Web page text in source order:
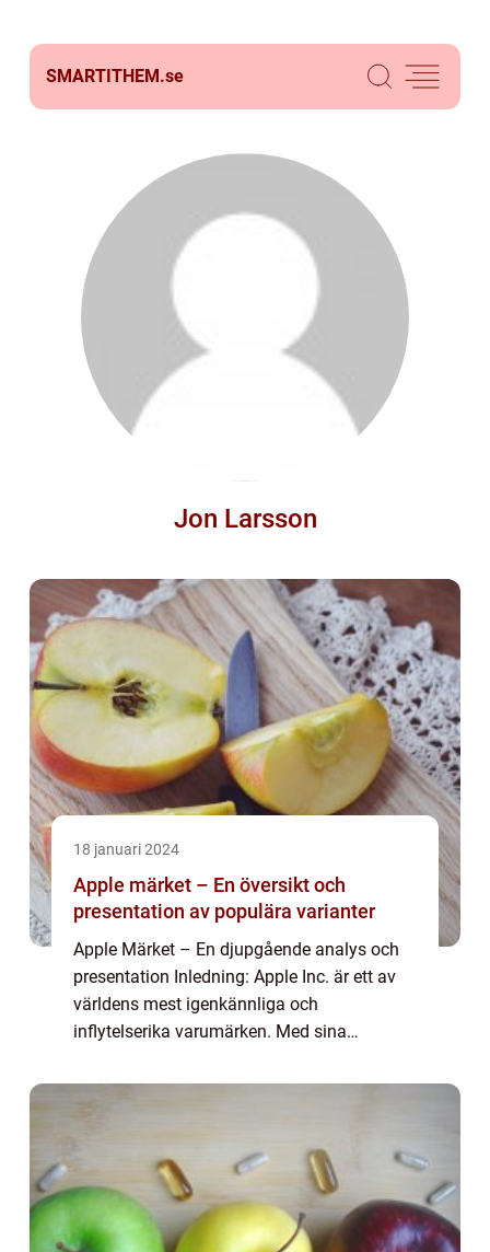
SMARTITHEM.se
Jon Larsson
18 januari 2024
Apple märket – En översikt och
presentation av populära varianter
Apple Märket – En djupgående analys och
presentation Inledning: Apple Inc. är ett av
världens mest igenkännliga och
inflytelserika varumärken. Med sina
har Apple erövrat både teknik- och
konsumentmarknad...